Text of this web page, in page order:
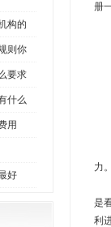
册
力。
是
利
构的
则你
要求
什么
用
好